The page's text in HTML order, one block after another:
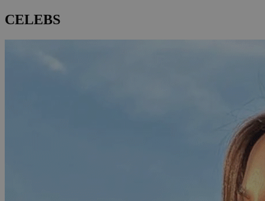
CELEBS